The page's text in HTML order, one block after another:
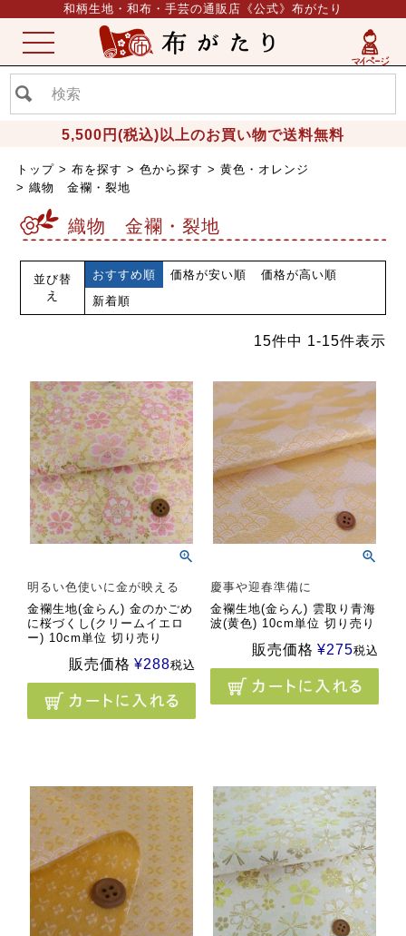
和柄生地・和布・手芸の通販店《公式》布がたり
5,500円(税込)以上のお買い物で送料無料
ME
NU
トップ 布を探す 色から探す
黄色・オレンジ
織物 金襴・裂地
織物 金襴・裂地
並び替
え
おすすめ順 価格が安い順
価格が高い順
新着順
15件中 1-15件表示
明るい色使いに金が映える
金襴生地(金らん) 金のかごめ
に桜づくし(クリームイエロ
ー) 10cm単位 切り売り
販売価格 ¥288税込
慶事や迎春準備に
金襴生地(金らん) 雲取り青海
波(黄色) 10cm単位 切り売り
販売価格 ¥275税込